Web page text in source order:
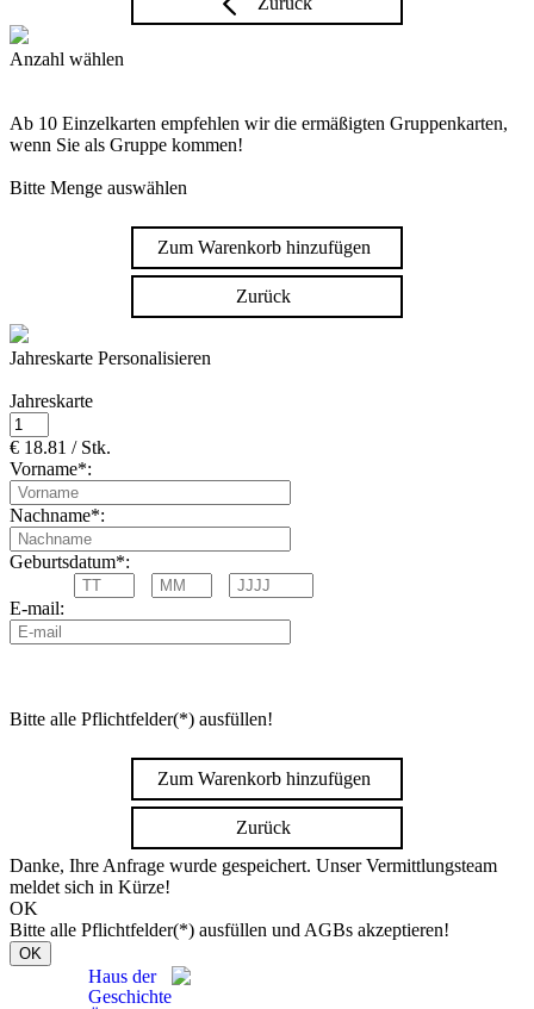
Anzahl wählen
Ab 10 Einzelkarten empfehlen wir die ermäßigten Gruppenkarten,
wenn Sie als Gruppe kommen!
Bitte Menge auswählen
Zum Warenkorb hinzufügen
Zurück
Jahreskarte Personalisieren
Jahreskarte
€ 18.81 / Stk.
Vorname*:
Nachname*:
Geburtsdatum*:
E-mail:
Bitte alle Pflichtfelder(*) ausfüllen!
Zum Warenkorb hinzufügen
Zurück
Danke, Ihre Anfrage wurde gespeichert. Unser Vermittlungsteam
meldet sich in Kürze!
OK
Bitte alle Pflichtfelder(*) ausfüllen und AGBs akzeptieren!
OK
Haus der
Geschichte